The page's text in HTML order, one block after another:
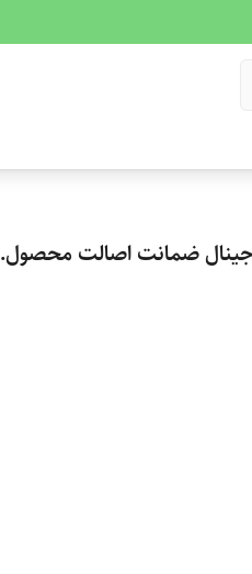
ضمانت اصالت محصول.